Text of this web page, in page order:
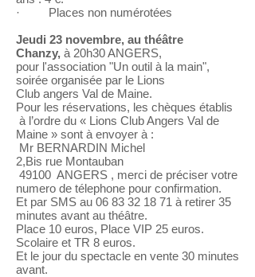
· Places non numérotées
Jeudi 23 novembre, au théâtre
Chanzy, à 20h30 ANGERS,
pour l'association "Un outil à la main",
soirée organisée par le Lions
Club angers Val de Maine.
Pour les réservations, les chèques établis
à l’ordre du « Lions Club Angers Val de
Maine » sont à envoyer à :
Mr BERNARDIN Michel
2,Bis rue Montauban
49100 ANGERS , merci de préciser votre
numero de télephone pour confirmation.
Et par SMS au 06 83 32 18 71 à retirer 35
minutes avant au théâtre.
Place 10 euros, Place VIP 25 euros.
Scolaire et TR 8 euros.
Et le jour du spectacle en vente 30 minutes
avant.